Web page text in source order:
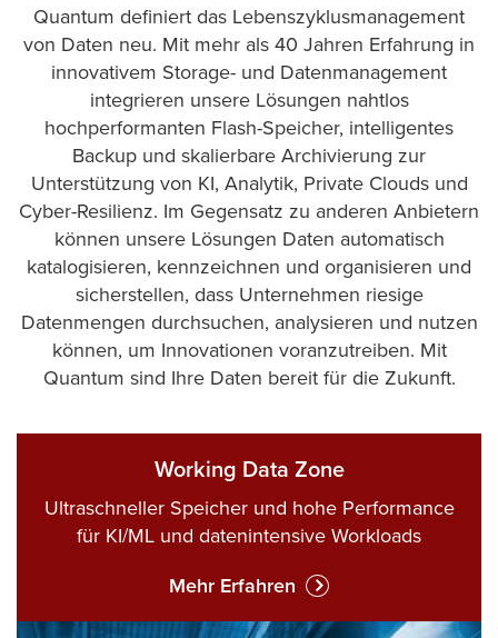
Quantum definiert das Lebenszyklusmanagement
von Daten neu. Mit mehr als 40 Jahren Erfahrung in
innovativem Storage- und Datenmanagement
integrieren unsere Lösungen nahtlos
hochperformanten Flash-Speicher, intelligentes
Backup und skalierbare Archivierung zur
Unterstützung von KI, Analytik, Private Clouds und
Cyber-Resilienz. Im Gegensatz zu anderen Anbietern
können unsere Lösungen Daten automatisch
katalogisieren, kennzeichnen und organisieren und
sicherstellen, dass Unternehmen riesige
Datenmengen durchsuchen, analysieren und nutzen
können, um Innovationen voranzutreiben. Mit
Quantum sind Ihre Daten bereit für die Zukunft.
Working Data Zone
Ultraschneller Speicher und hohe Performance
für KI/ML und datenintensive Workloads
Mehr Erfahren